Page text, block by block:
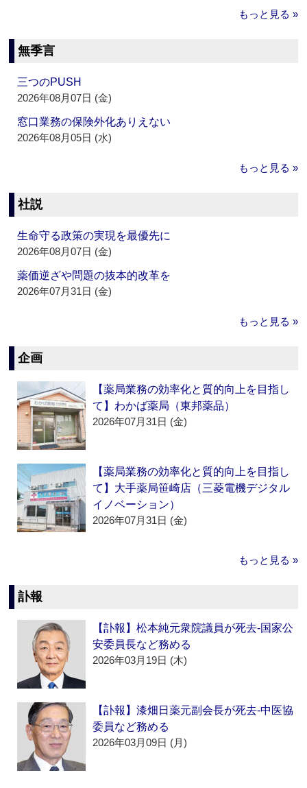
もっと見る »
無季言
三つのPUSH
2026年08月07日 (金)
窓口業務の保険外化ありえない
2026年08月05日 (水)
もっと見る »
社説
生命守る政策の実現を最優先に
2026年08月07日 (金)
薬価逆ざや問題の抜本的改革を
2026年07月31日 (金)
もっと見る »
企画
【薬局業務の効率化と質的向上を目指し
て】わかば薬局（東邦薬品）
2026年07月31日 (金)
【薬局業務の効率化と質的向上を目指し
て】大手薬局笹崎店（三菱電機デジタル
イノベーション）
2026年07月31日 (金)
もっと見る »
訃報
【訃報】松本純元衆院議員が死去‐国家公
安委員長など務める
2026年03月19日 (木)
【訃報】漆畑日薬元副会長が死去‐中医協
委員など務める
2026年03月09日 (月)